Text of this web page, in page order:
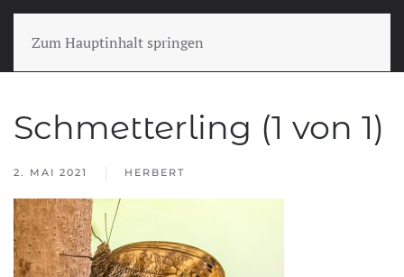
Zum Hauptinhalt springen
Schmetterling (1 von 1)
2. MAI 2021 HERBERT